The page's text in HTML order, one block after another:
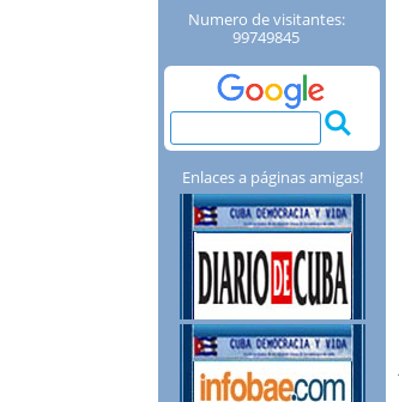
Numero de visitantes:
99749845
Enlaces a páginas amigas!